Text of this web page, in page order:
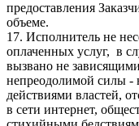
предоставления
объеме.
17. Исполнитель не
оплаченных услуг, в
вызвано не
непреодолимой силы -
действиями властей,
в сети интернет,